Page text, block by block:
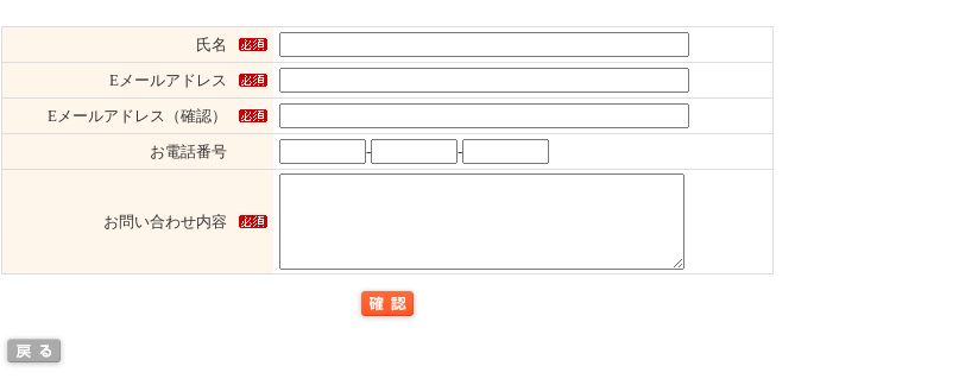
氏名
Eメールアドレス
Eメールアドレス（確認）
お電話番号
- -
お問い合わせ内容